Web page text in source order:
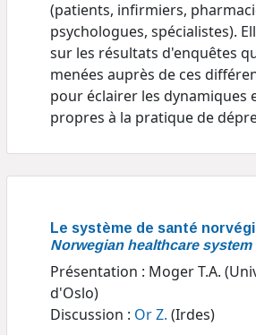
(patients, infirmiers,
psychologues, spécialistes).
sur les résultats d'enquêtes
menées auprès de ces
pour éclairer les dynamiques
propres à la pratique de
Le système de santé
Norwegian healthcare system
Présentation : Moger T.A.
d'Oslo)
Discussion : Or Z. (Irdes)